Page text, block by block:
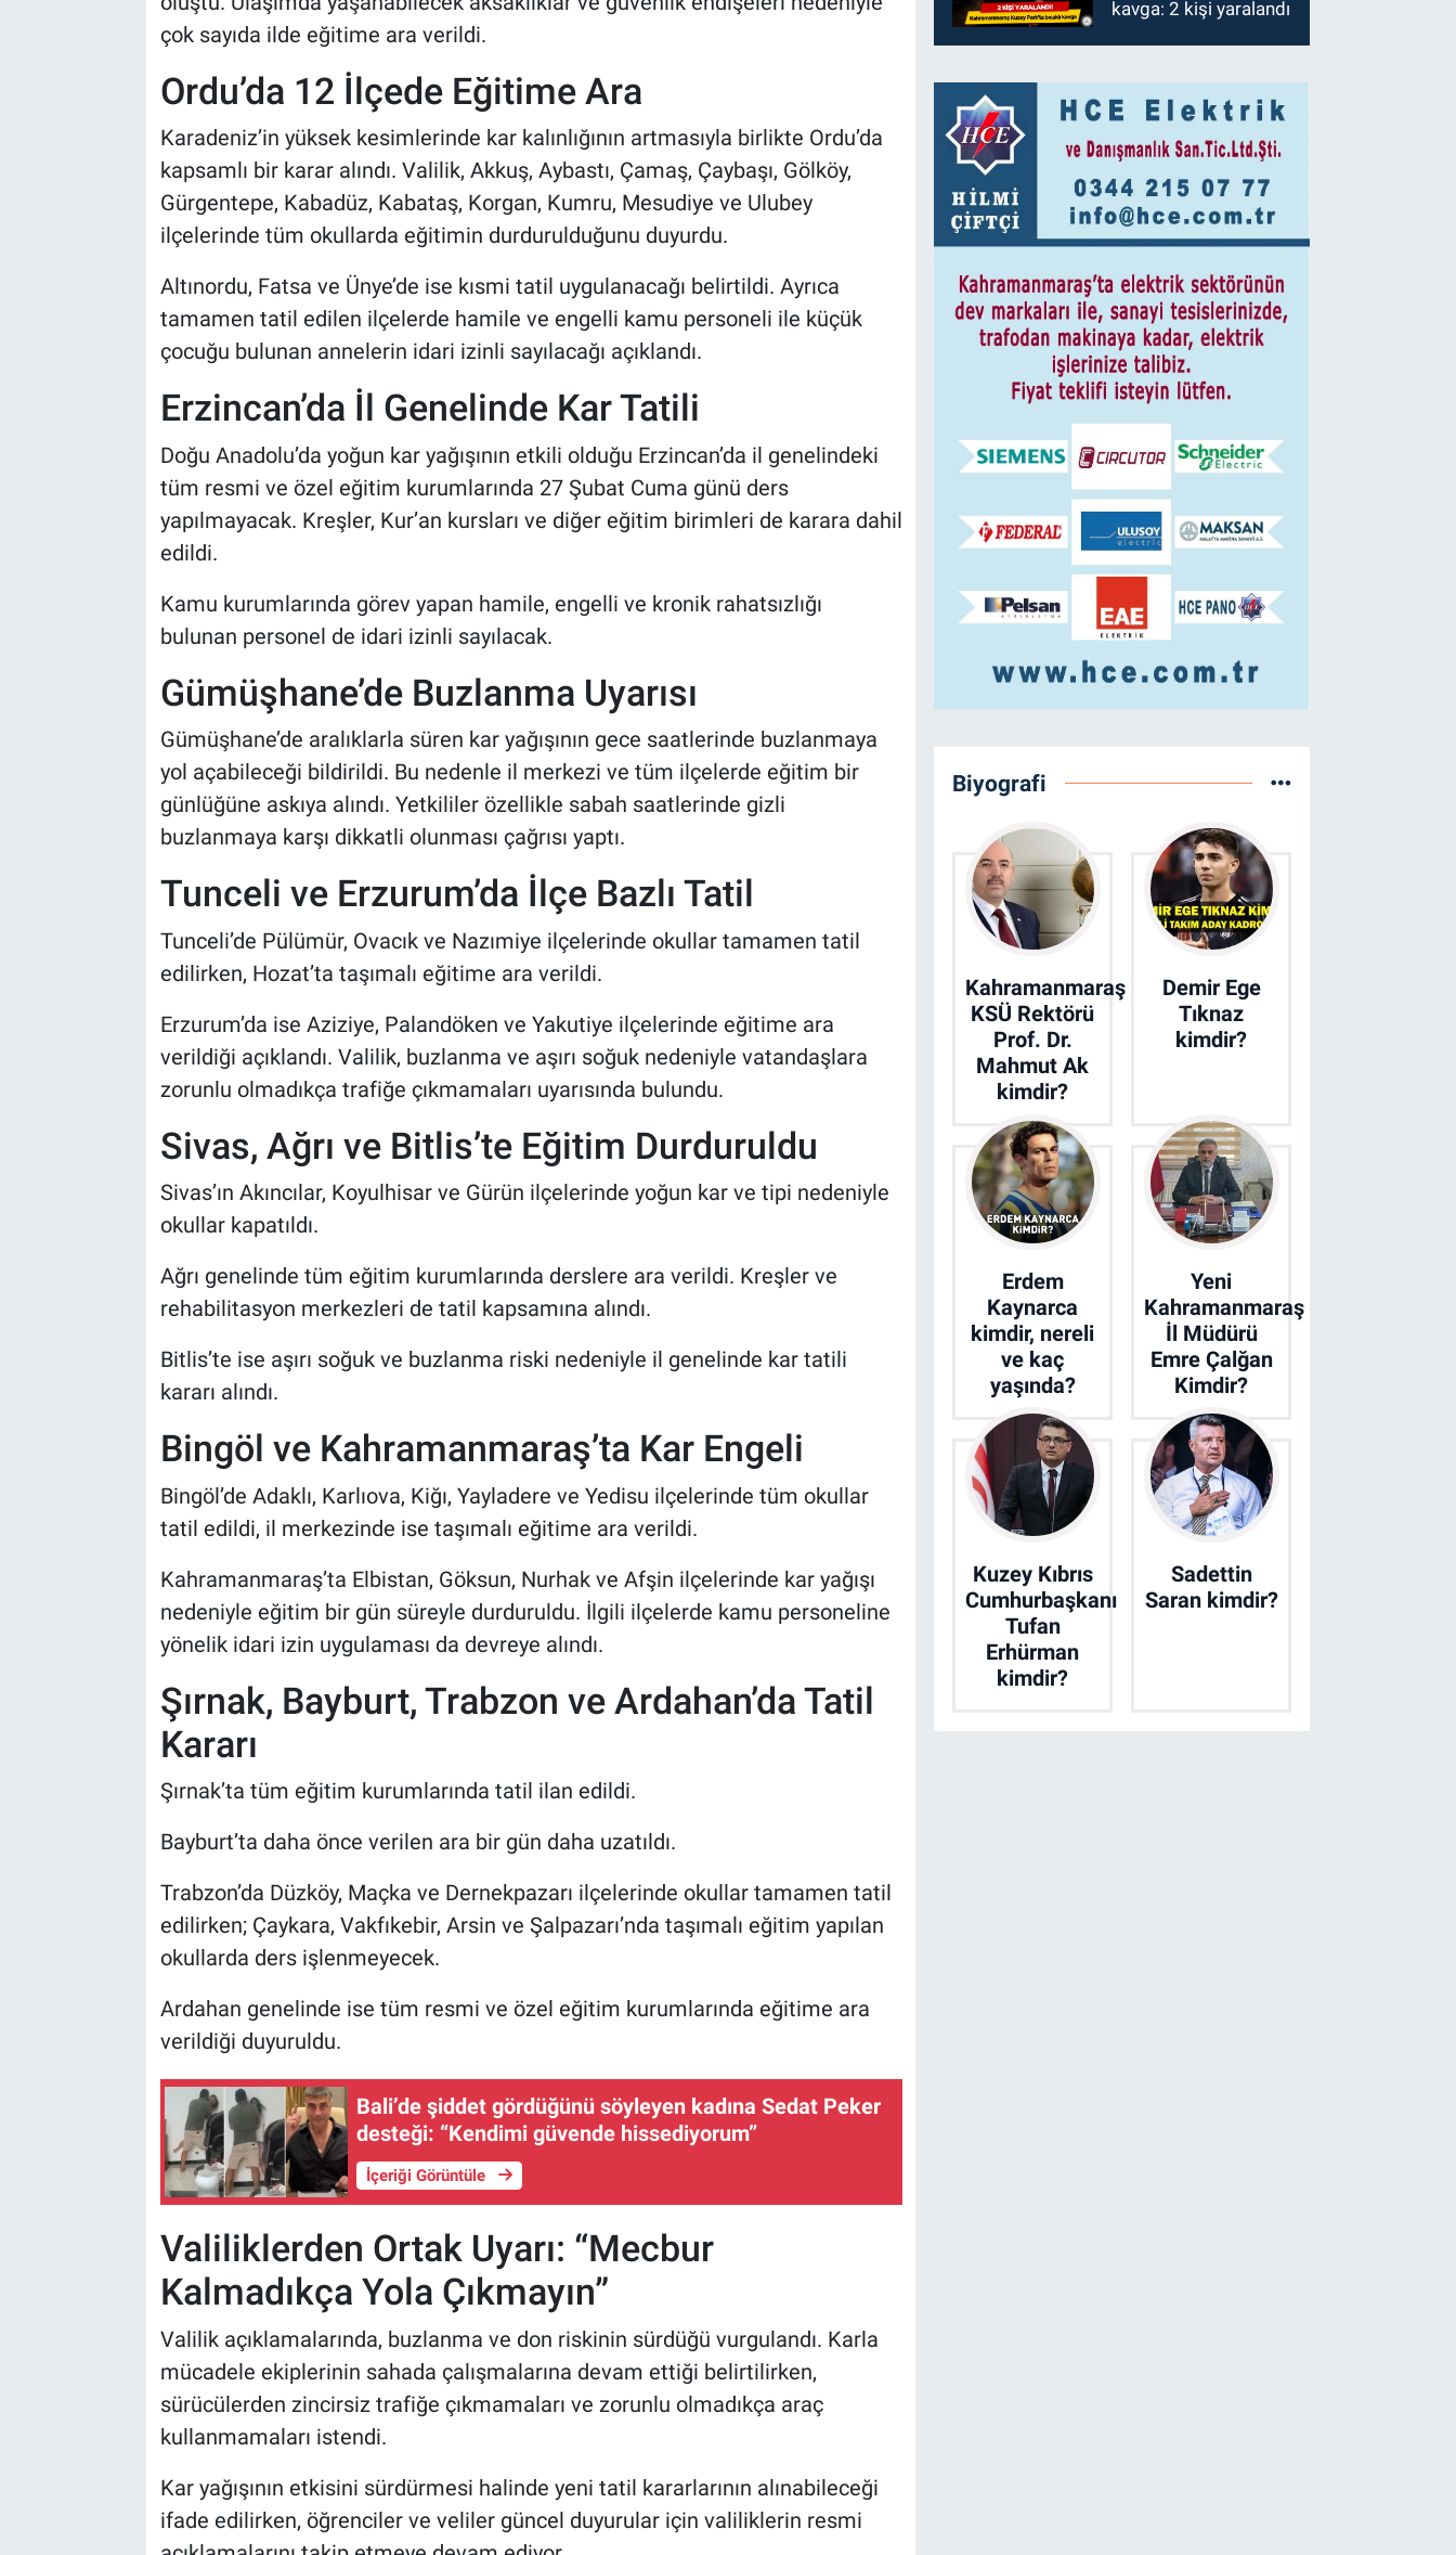
çok sayıda ilde eğitime ara verildi.
Ordu’da 12 İlçede Eğitime Ara
Karadeniz’in yüksek kesimlerinde kar kalınlığının artmasıyla birlikte Ordu’da
kapsamlı bir karar alındı. Valilik, Akkuş, Aybastı, Çamaş, Çaybaşı, Gölköy,
Gürgentepe, Kabadüz, Kabataş, Korgan, Kumru, Mesudiye ve Ulubey
ilçelerinde tüm okullarda eğitimin durdurulduğunu duyurdu.
Altınordu, Fatsa ve Ünye’de ise kısmi tatil uygulanacağı belirtildi. Ayrıca
tamamen tatil edilen ilçelerde hamile ve engelli kamu personeli ile küçük
çocuğu bulunan annelerin idari izinli sayılacağı açıklandı.
Erzincan’da İl Genelinde Kar Tatili
Doğu Anadolu’da yoğun kar yağışının etkili olduğu Erzincan’da il genelindeki
tüm resmi ve özel eğitim kurumlarında 27 Şubat Cuma günü ders
yapılmayacak. Kreşler, Kur’an kursları ve diğer eğitim birimleri de karara dahil
edildi.
Kamu kurumlarında görev yapan hamile, engelli ve kronik rahatsızlığı
bulunan personel de idari izinli sayılacak.
Gümüşhane’de Buzlanma Uyarısı
Gümüşhane’de aralıklarla süren kar yağışının gece saatlerinde buzlanmaya
yol açabileceği bildirildi. Bu nedenle il merkezi ve tüm ilçelerde eğitim bir
günlüğüne askıya alındı. Yetkililer özellikle sabah saatlerinde gizli
buzlanmaya karşı dikkatli olunması çağrısı yaptı.
Tunceli ve Erzurum’da İlçe Bazlı Tatil
Tunceli’de Pülümür, Ovacık ve Nazımiye ilçelerinde okullar tamamen tatil
edilirken, Hozat’ta taşımalı eğitime ara verildi.
Erzurum’da ise Aziziye, Palandöken ve Yakutiye ilçelerinde eğitime ara
verildiği açıklandı. Valilik, buzlanma ve aşırı soğuk nedeniyle vatandaşlara
zorunlu olmadıkça trafiğe çıkmamaları uyarısında bulundu.
Sivas, Ağrı ve Bitlis’te Eğitim Durduruldu
Sivas’ın Akıncılar, Koyulhisar ve Gürün ilçelerinde yoğun kar ve tipi nedeniyle
okullar kapatıldı.
Ağrı genelinde tüm eğitim kurumlarında derslere ara verildi. Kreşler ve
rehabilitasyon merkezleri de tatil kapsamına alındı.
Bitlis’te ise aşırı soğuk ve buzlanma riski nedeniyle il genelinde kar tatili
kararı alındı.
Bingöl ve Kahramanmaraş’ta Kar Engeli
Bingöl’de Adaklı, Karlıova, Kiğı, Yayladere ve Yedisu ilçelerinde tüm okullar
tatil edildi, il merkezinde ise taşımalı eğitime ara verildi.
Kahramanmaraş’ta Elbistan, Göksun, Nurhak ve Afşin ilçelerinde kar yağışı
nedeniyle eğitim bir gün süreyle durduruldu. İlgili ilçelerde kamu personeline
yönelik idari izin uygulaması da devreye alındı.
Şırnak, Bayburt, Trabzon ve Ardahan’da Tatil
Kararı
Şırnak’ta tüm eğitim kurumlarında tatil ilan edildi.
Bayburt’ta daha önce verilen ara bir gün daha uzatıldı.
Trabzon’da Düzköy, Maçka ve Dernekpazarı ilçelerinde okullar tamamen tatil
edilirken; Çaykara, Vakfıkebir, Arsin ve Şalpazarı’nda taşımalı eğitim yapılan
okullarda ders işlenmeyecek.
Ardahan genelinde ise tüm resmi ve özel eğitim kurumlarında eğitime ara
verildiği duyuruldu.
Bali’de şiddet gördüğünü söyleyen kadına Sedat Peker
desteği: “Kendimi güvende hissediyorum”
İçeriği Görüntüle
Valiliklerden Ortak Uyarı: “Mecbur
Kalmadıkça Yola Çıkmayın”
Valilik açıklamalarında, buzlanma ve don riskinin sürdüğü vurgulandı. Karla
mücadele ekiplerinin sahada çalışmalarına devam ettiği belirtilirken,
sürücülerden zincirsiz trafiğe çıkmamaları ve zorunlu olmadıkça araç
kullanmamaları istendi.
Kar yağışının etkisini sürdürmesi halinde yeni tatil kararlarının alınabileceği
ifade edilirken, öğrenciler ve veliler güncel duyurular için valiliklerin resmi
kavga: 2 kişi yaralandı
Biyografi
Kahramanmaraş
KSÜ Rektörü
Prof. Dr.
Mahmut Ak
kimdir?
Demir Ege
Tıknaz
kimdir?
Erdem
Kaynarca
kimdir, nereli
ve kaç
yaşında?
Yeni
Kahramanmaraş
İl Müdürü
Emre Çalğan
Kimdir?
Kuzey Kıbrıs
Cumhurbaşkanı
Tufan
Erhürman
kimdir?
Sadettin
Saran kimdir?